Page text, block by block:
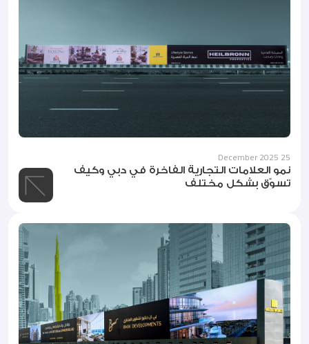
اتصل بنا
25 December 2025
نمو العلامات التجارية الفاخرة في دبي وكيف
تسوّق بشكل مختلف